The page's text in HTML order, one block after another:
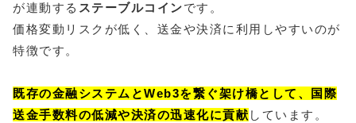
が連動する ステーブルコインです。
価格変動リスクが低く、送金や決済に利用しやすいのが
特徴です。
既存の金融システムとWeb3を繋ぐ架け橋として、国際
送金手数料の低減や決済の迅速化に貢献 しています。